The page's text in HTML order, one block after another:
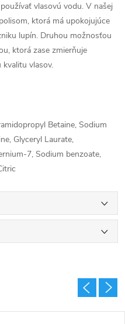
vlasovú vodu. V našej
ktorá má upokojujúce
lupín. Druhou možnosťou
ktorá zase zmierňuje
kvalitu vlasov.
Betaine, Sodium
Glyceryl Laurate,
7, Sodium benzoate,